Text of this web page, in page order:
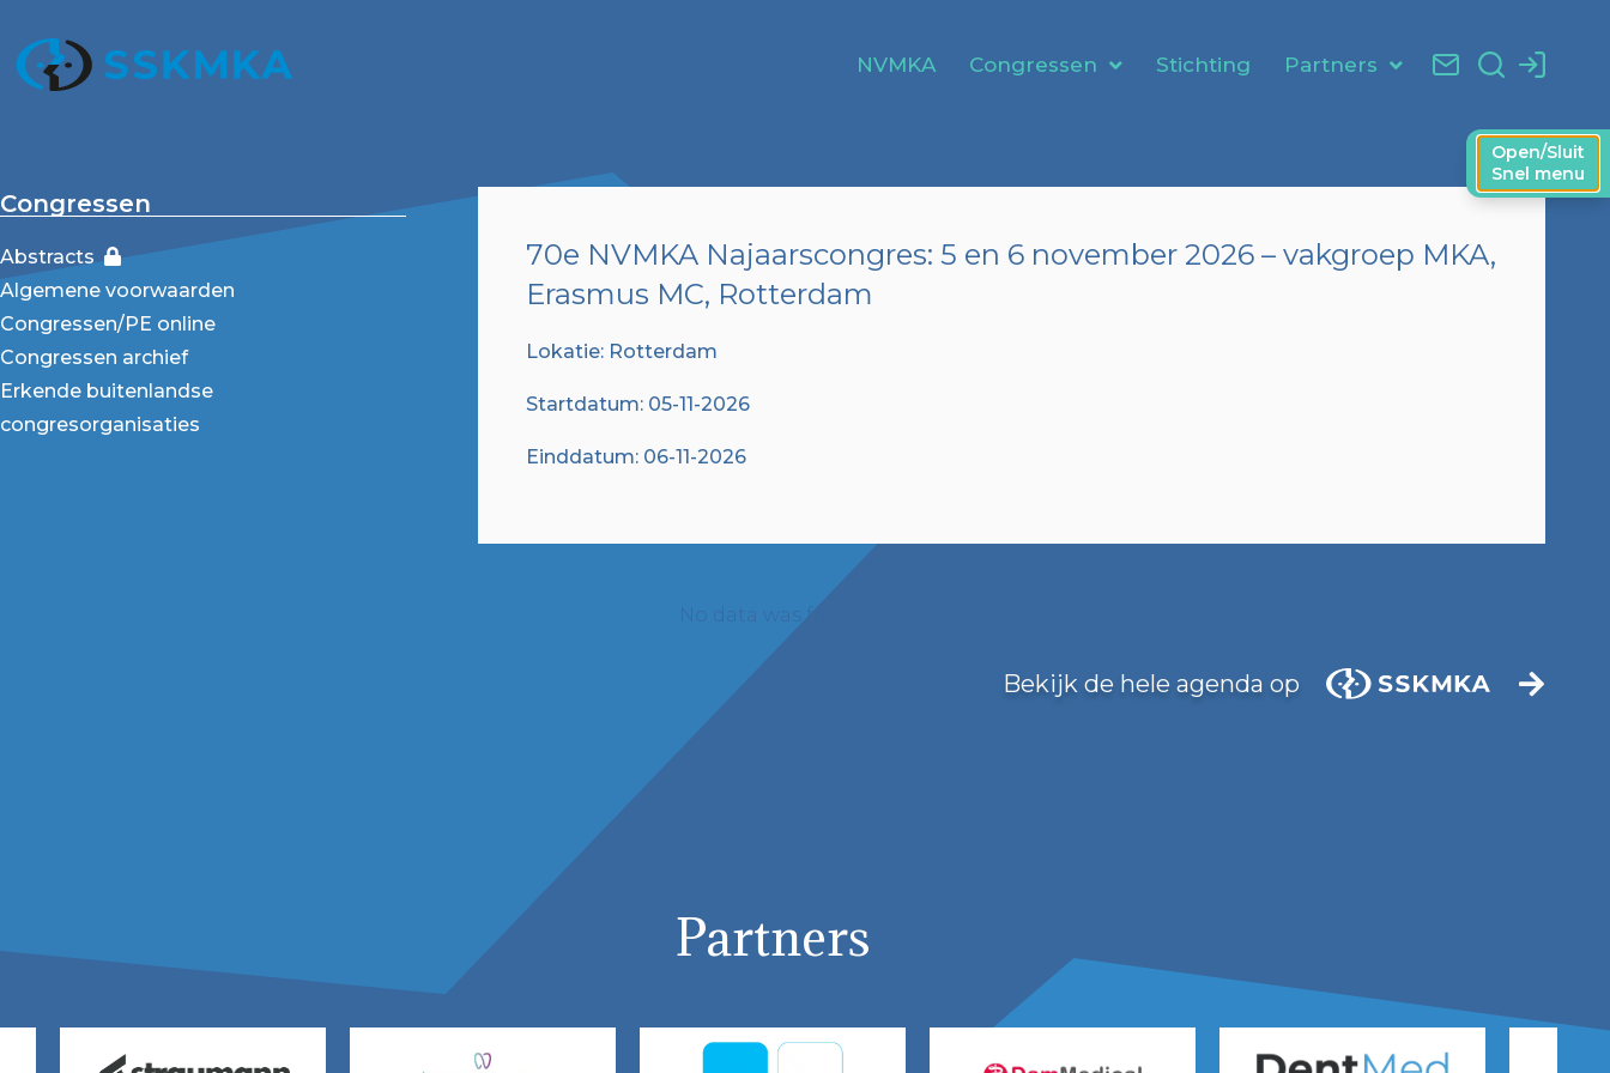
NVMKA Congressen Stichting Partners
Congressen
Abstracts
Algemene voorwaarden
Congressen/PE online
Congressen archief
Erkende buitenlandse
congresorganisaties
70e NVMKA Najaarscongres: 5 en 6 november 2026 – vakgroep MKA,
Erasmus MC, Rotterdam
Lokatie: Rotterdam
Startdatum: 05-11-2026
Einddatum: 06-11-2026
No data was found
Bekijk de hele agenda op
Partners
Open/Sluit
Snel menu